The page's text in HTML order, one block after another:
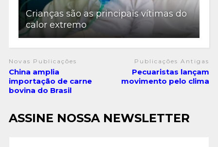
Crianças são as principais vítimas do
calor extremo
Novas Publicações
China amplia
importação de carne
bovina do Brasil
Publicações Antigas
Pecuaristas lançam
movimento pelo clima
ASSINE NOSSA NEWSLETTER